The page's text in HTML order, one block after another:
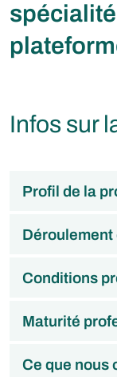
Infos sur
Profil de la
Déroulement
Conditions
Maturité
Ce que nous